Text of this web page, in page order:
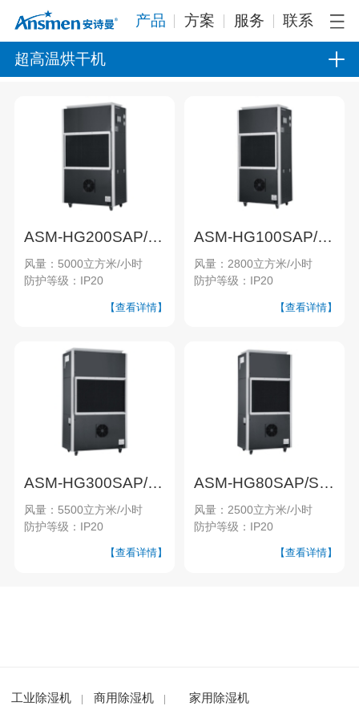
产品 方案 服务 联系
超高温烘干机
ASM-HG200SAP/SN超高温烘干机
风量：5000立方米/小时
防护等级：IP20
【查看详情】
ASM-HG100SAP/SN超高温烘干机
风量：2800立方米/小时
防护等级：IP20
【查看详情】
ASM-HG300SAP/SN超高温烘干机
风量：5500立方米/小时
防护等级：IP20
【查看详情】
ASM-HG80SAP/SN超高温烘干机
风量：2500立方米/小时
防护等级：IP20
【查看详情】
工业除湿机 商用除湿机 家用除湿机